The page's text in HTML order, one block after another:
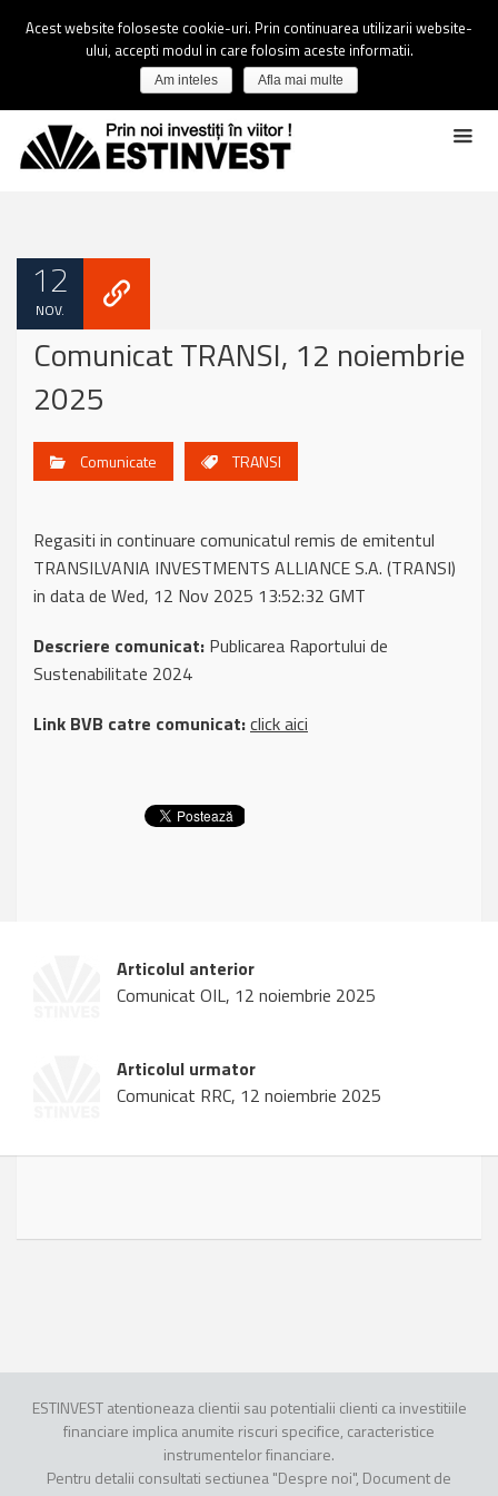
12
NOV.
Comunicat TRANSI, 12 noiembrie
2025
Comunicate TRANSI
Regasiti in continuare comunicatul remis de emitentul
TRANSILVANIA INVESTMENTS ALLIANCE S.A. (TRANSI)
in data de Wed, 12 Nov 2025 13:52:32 GMT
Descriere comunicat: Publicarea Raportului de
Sustenabilitate 2024
Link BVB catre comunicat:click aici
Articolul anterior
Comunicat OIL, 12 noiembrie 2025
Articolul urmator
Comunicat RRC, 12 noiembrie 2025
ESTINVEST atentioneaza clientii sau potentialii clienti ca investitiile
financiare implica anumite riscuri specifice, caracteristice
instrumentelor financiare.
Pentru detalii consultati sectiunea "Despre noi", Document de
Acest website foloseste cookie-uri. Prin continuarea utilizarii website-
ului, accepti modul in care folosim aceste informatii.
Am inteles Afla mai multe